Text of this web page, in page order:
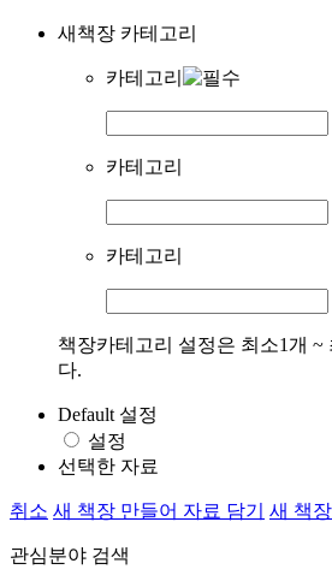
새책장 카테고리
카테고리
카테고리
카테고리
책장카테고리 설정은 최소1개 ~
다.
Default 설정
설정
선택한 자료
취소 새 책장 만들어 자료 담기 새 책
관심분야 검색